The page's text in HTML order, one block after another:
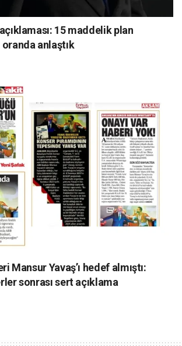
15 maddelik plan
anlaştık
Mansur Yavaş’ı hedef almıştı:
sonrası sert açıklama